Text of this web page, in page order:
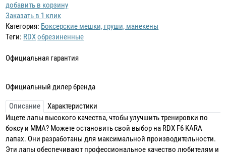
добавить в корзину
Заказать в 1 клик
Категория: Боксерские мешки, груши, манекены
Теги: RDXобрезиненные
Официальная гарантия
Официальный дилер бренда
Описание
Характеристики
Ищете лапы высокого качества, чтобы улучшить тренировки по
боксу и MMA? Можете остановить свой выбор на RDX F6 KARA
лапах. Они разработаны для максимальной производительности.
Эти лапы обеспечивают профессиональное качество любителям и